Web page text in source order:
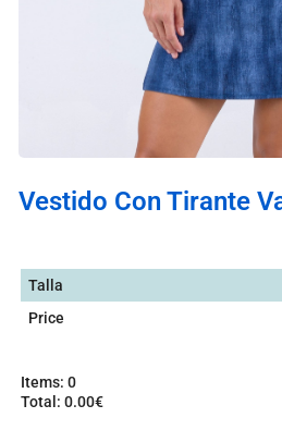
Vestido Con Tirante
Talla
Price
Items: 0
Total : 0.00€